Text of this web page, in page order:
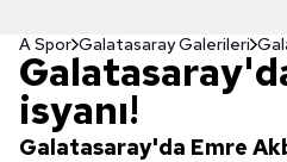
A Spor Galatasaray Galerileri
isyanı!
Galatasaray'da Emre